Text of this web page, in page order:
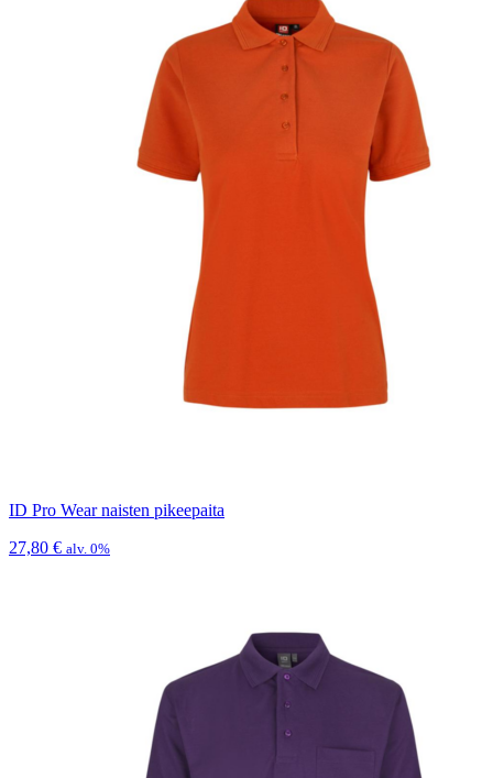
ID Pro Wear naisten pikeepaita
27,80 € alv. 0%